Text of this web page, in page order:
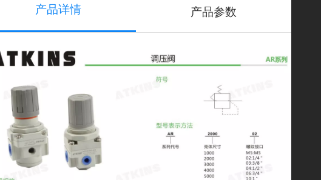
产品详情 产品参数